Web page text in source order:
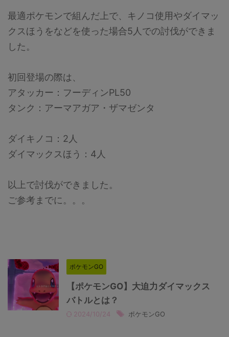
最適ポケモンで組んだ上で、キノコ使用やダイマッ
クスほうをなどを使った場合5人での討伐ができま
した。
初回登場の際は、
アタッカー：フーディンPL50
タンク：アーマアガア・ザマゼンタ
ダイキノコ：2人
ダイマックスほう：4人
以上で討伐ができました。
ご参考までに。。。
ポケモンGO
【ポケモンGO】大迫力ダイマックス
バトルとは？
2024/10/24 ポケモンGO